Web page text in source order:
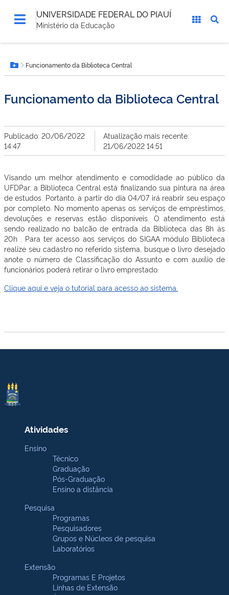
UNIVERSIDADE FEDERAL DO PIAUÍ
Ministério da Educação
está
aqui:Botão Menu
Funcionamento da Biblioteca Central
Funcionamento da Biblioteca Central
Publicado: 20/06/2022
14:47
Atualização mais recente:
21/06/2022 14:51
Visando um melhor atendimento e comodidade ao público da
UFDPar, a Biblioteca Central está finalizando sua pintura na área
de estudos. Portanto, a partir do dia 04/07 irá reabrir seu espaço
por completo. No momento apenas os serviços de empréstimos,
devoluções e reservas estão disponíveis. O atendimento está
sendo realizado no balcão de entrada da Biblioteca das 8h às
20h . Para ter acesso aos serviços do SIGAA módulo Biblioteca
realize seu cadastro no referido sistema, busque o livro desejado
anote o número de Classificação do Assunto e com auxílio de
funcionários poderá retirar o livro emprestado.
Clique aqui e veja o tutorial para acesso ao sistema.
Atividades
Ensino
Técnico
Graduação
Pós-Graduação
Ensino a distância
Pesquisa
Programas
Pesquisadores
Grupos e Núcleos de pesquisa
Laboratórios
Extensão
Programas E Projetos
Linhas de Extensão